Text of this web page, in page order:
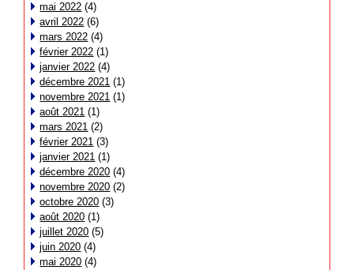
mai 2022 (4)
avril 2022 (6)
mars 2022 (4)
février 2022 (1)
janvier 2022 (4)
décembre 2021 (1)
novembre 2021 (1)
août 2021 (1)
mars 2021 (2)
février 2021 (3)
janvier 2021 (1)
décembre 2020 (4)
novembre 2020 (2)
octobre 2020 (3)
août 2020 (1)
juillet 2020 (5)
juin 2020 (4)
mai 2020 (4)